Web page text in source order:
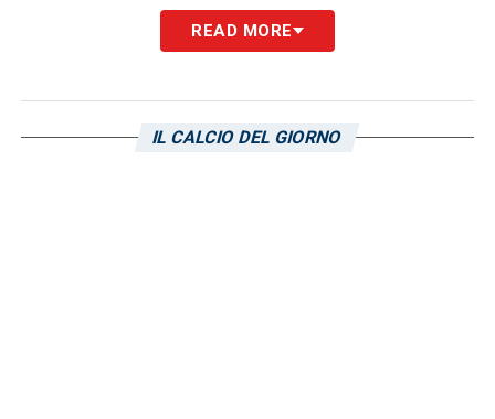
voto e il giudizio deL’Unione Sarda
«La Primavera del Cagliari a sua immagine e
somiglianza, gioca di rabbia ma anche con la
READ MORE
IL CALCIO DEL GIORNO